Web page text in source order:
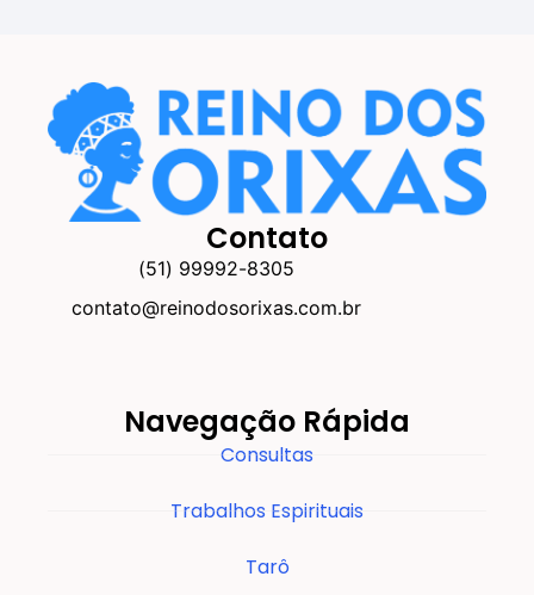
Contato
(51) 99992-8305
contato@reinodosorixas.com.br
Navegação Rápida
Consultas
Trabalhos Espirituais
Tarô